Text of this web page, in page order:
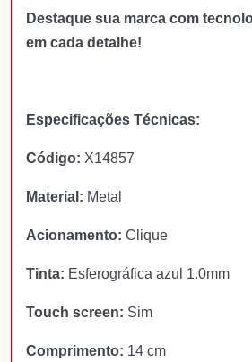
Destaque sua marca com
em cada detalhe!
Especificações Técnicas:
Código: X14857
Material: Metal
Acionamento: Clique
Tinta: Esferográfica azul 1.0mm
Touch screen: Sim
Comprimento: 14 cm